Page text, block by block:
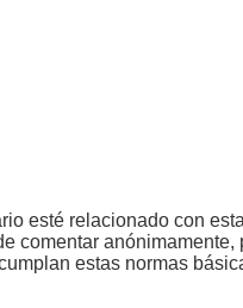
esté relacionado con
comentar anónimamente,
estas normas